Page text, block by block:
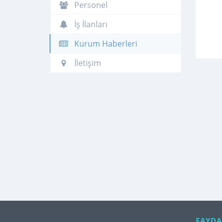
Personel
İş İlanları
Kurum Haberleri
İletişim